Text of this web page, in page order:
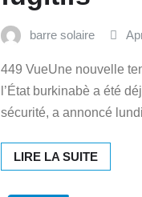
barre solaire
449 VueUne nouvelle
l’État burkinabè a été
sécurité, a annoncé
LIRE LA SUITE